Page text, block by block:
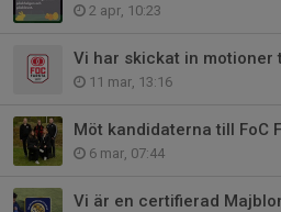
2 apr, 10:23
11 mar, 13:16
6 mar, 07:44
Vi är en certifierad